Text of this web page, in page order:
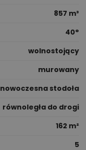
857 m³
40°
wolnostojący
murowany
nowoczesna stodoła
równoległa do drogi
162 m²
5